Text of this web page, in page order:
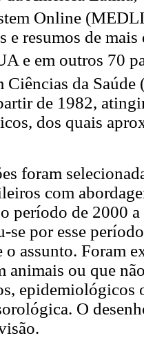
Online
e resumos de
e em outros 70
Ciências da
de 1982,
dos quais
foram
com
período de 2000
se por esse
o assunto. Foram
animais ou que
epidemiológicos
O